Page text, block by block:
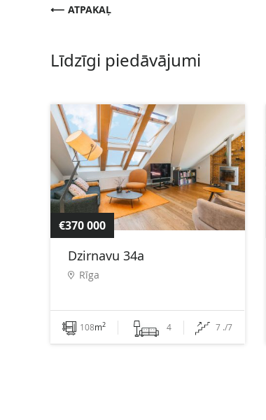
ATPAKAĻ
Līdzīgi piedāvājumi
€370 000
Dzirnavu 34a
Rīga
108m2 4 7 ./7